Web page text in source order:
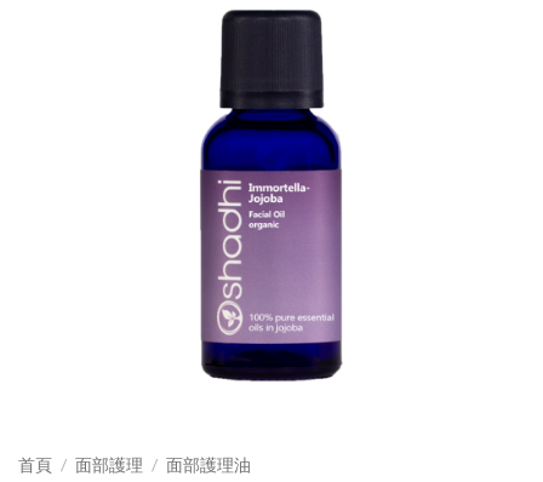
首頁 / 面部護理 / 面部護理油